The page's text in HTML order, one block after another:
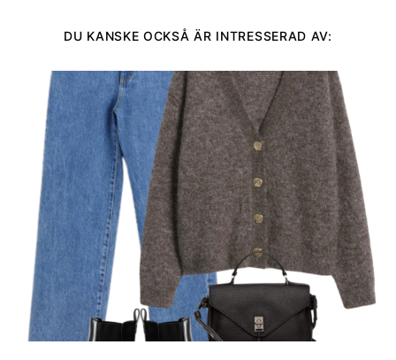
DU KANSKE OCKSÅ ÄR INTRESSERAD AV: